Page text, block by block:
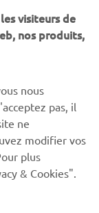
comment
de
visiteurs de
nos produits,
nous
pas, il
ne
modifier vos
plus
& Cookies".